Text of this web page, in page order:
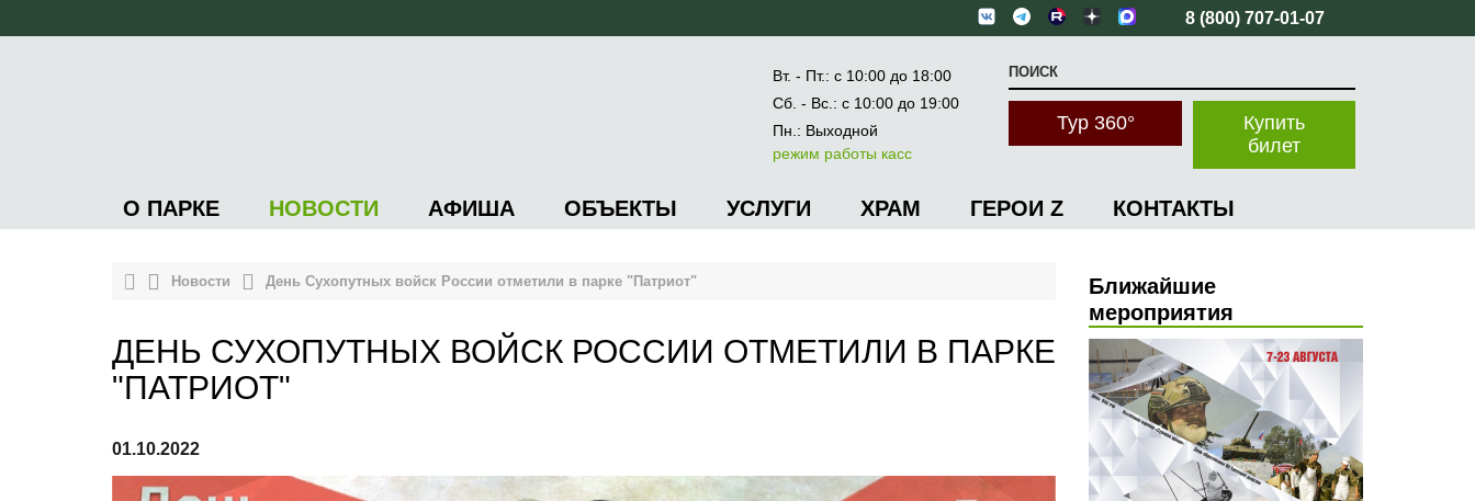
8 (800) 707-01-07
Вт. - Пт.: с 10:00 до 18:00
Сб. - Вс.: с 10:00 до 19:00
Пн.: Выходной
режим работы касс
Купить
билет
Тур 360°
О ПАРКЕ НОВОСТИ АФИША ОБЪЕКТЫ УСЛУГИ ХРАМ ГЕРОИ Z КОНТАКТЫ
Новости День Сухопутных войск России отметили в парке "Патриот"
ДЕНЬ СУХОПУТНЫХ ВОЙСК РОССИИ ОТМЕТИЛИ В ПАРКЕ
"ПАТРИОТ"
01.10.2022
Ближайшие
мероприятия